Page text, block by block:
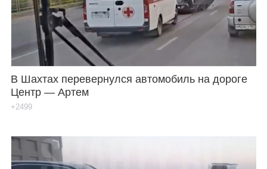
В Шахтах перевернулся автомобиль на дороге
Центр — Артем
+2499